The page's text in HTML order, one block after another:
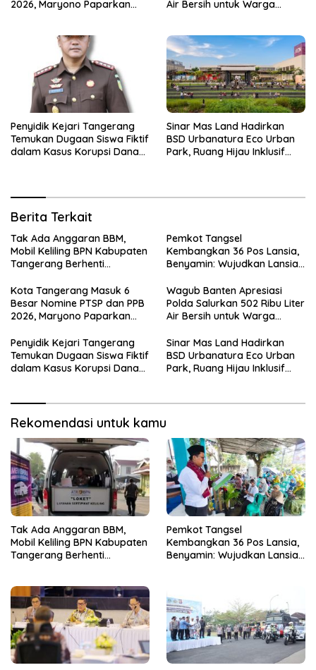
2026, Maryono Paparkan
Air Bersih untuk Warga
Penyidik Kejari Tangerang
Temukan Dugaan Siswa Fiktif
dalam Kasus Korupsi Dana
Sinar Mas Land Hadirkan
BSD Urbanatura Eco Urban
Park, Ruang Hijau Inklusif
Berita Terkait
Tak Ada Anggaran BBM,
Mobil Keliling BPN Kabupaten
Tangerang Berhenti
Pemkot Tangsel
Kembangkan 36 Pos Lansia,
Benyamin: Wujudkan Lansia
Kota Tangerang Masuk 6
Besar Nomine PTSP dan PPB
2026, Maryono Paparkan
Wagub Banten Apresiasi
Polda Salurkan 502 Ribu Liter
Air Bersih untuk Warga
Penyidik Kejari Tangerang
Temukan Dugaan Siswa Fiktif
dalam Kasus Korupsi Dana
Sinar Mas Land Hadirkan
BSD Urbanatura Eco Urban
Park, Ruang Hijau Inklusif
Rekomendasi untuk kamu
Tak Ada Anggaran BBM,
Mobil Keliling BPN Kabupaten
Tangerang Berhenti
Pemkot Tangsel
Kembangkan 36 Pos Lansia,
Benyamin: Wujudkan Lansia